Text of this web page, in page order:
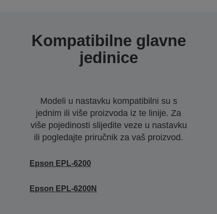
Kompatibilne glavne
jedinice
Modeli u nastavku kompatibilni su s
jednim ili više proizvoda iz te linije. Za
više pojedinosti slijedite veze u nastavku
ili pogledajte priručnik za vaš proizvod.
Epson EPL-6200
Epson EPL-6200N